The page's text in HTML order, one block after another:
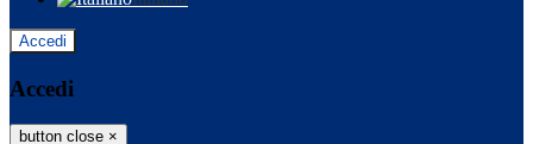
Accedi
Accedi
button close ×